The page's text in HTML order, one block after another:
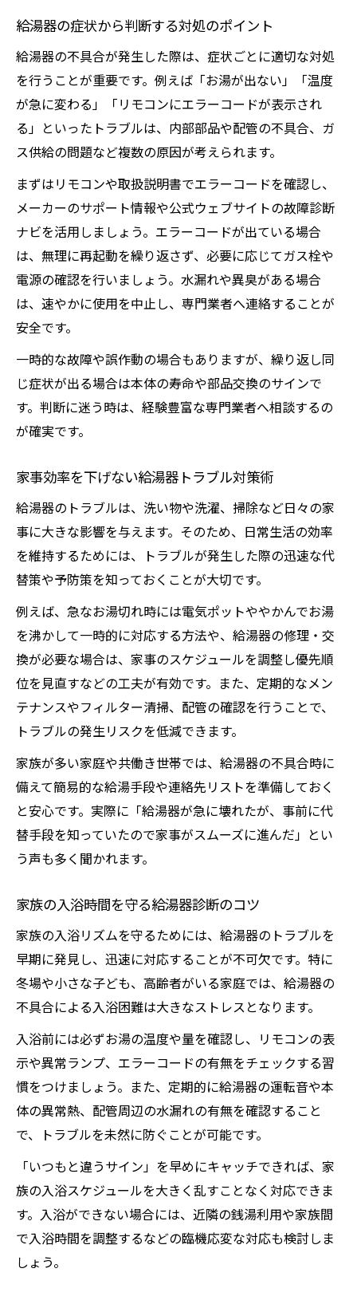
給湯器の症状から判断する対処のポイント
給湯器の不具合が発生した際は、症状ごとに適切な対処
を行うことが重要です。例えば「お湯が出ない」「温度
が急に変わる」「リモコンにエラーコードが表示され
る」といったトラブルは、内部部品や配管の不具合、ガ
ス供給の問題など複数の原因が考えられます。
まずはリモコンや取扱説明書でエラーコードを確認し、
メーカーのサポート情報や公式ウェブサイトの故障診断
ナビを活用しましょう。エラーコードが出ている場合
は、無理に再起動を繰り返さず、必要に応じてガス栓や
電源の確認を行いましょう。水漏れや異臭がある場合
は、速やかに使用を中止し、専門業者へ連絡することが
安全です。
一時的な故障や誤作動の場合もありますが、繰り返し同
じ症状が出る場合は本体の寿命や部品交換のサインで
す。判断に迷う時は、経験豊富な専門業者へ相談するの
が確実です。
家事効率を下げない給湯器トラブル対策術
給湯器のトラブルは、洗い物や洗濯、掃除など日々の家
事に大きな影響を与えます。そのため、日常生活の効率
を維持するためには、トラブルが発生した際の迅速な代
替策や予防策を知っておくことが大切です。
例えば、急なお湯切れ時には電気ポットややかんでお湯
を沸かして一時的に対応する方法や、給湯器の修理・交
換が必要な場合は、家事のスケジュールを調整し優先順
位を見直すなどの工夫が有効です。また、定期的なメン
テナンスやフィルター清掃、配管の確認を行うことで、
トラブルの発生リスクを低減できます。
家族が多い家庭や共働き世帯では、給湯器の不具合時に
備えて簡易的な給湯手段や連絡先リストを準備しておく
と安心です。実際に「給湯器が急に壊れたが、事前に代
替手段を知っていたので家事がスムーズに進んだ」とい
う声も多く聞かれます。
家族の入浴時間を守る給湯器診断のコツ
家族の入浴リズムを守るためには、給湯器のトラブルを
早期に発見し、迅速に対応することが不可欠です。特に
冬場や小さな子ども、高齢者がいる家庭では、給湯器の
不具合による入浴困難は大きなストレスとなります。
入浴前には必ずお湯の温度や量を確認し、リモコンの表
示や異常ランプ、エラーコードの有無をチェックする習
慣をつけましょう。また、定期的に給湯器の運転音や本
体の異常熱、配管周辺の水漏れの有無を確認すること
で、トラブルを未然に防ぐことが可能です。
「いつもと違うサイン」を早めにキャッチできれば、家
族の入浴スケジュールを大きく乱すことなく対応できま
す。入浴ができない場合には、近隣の銭湯利用や家族間
で入浴時間を調整するなどの臨機応変な対応も検討しま
しょう。